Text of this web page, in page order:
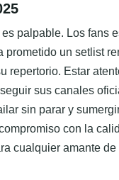
palpable. Los fans
prometido un setlist
repertorio. Estar
sus canales
sin parar y
con la
cualquier amante